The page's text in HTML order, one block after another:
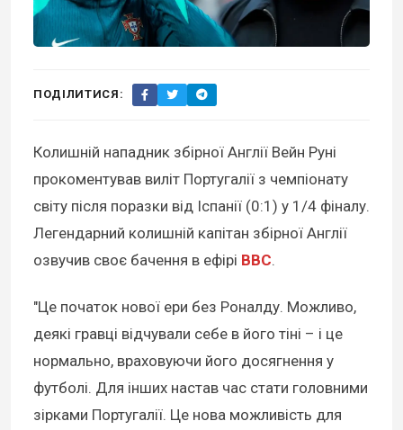
ПОДІЛИТИСЯ:
Колишній нападник збірної Англії Вейн Руні
прокоментував виліт Португалії з чемпіонату
світу після поразки від Іспанії (0:1) у 1/4 фіналу.
Легендарний колишній капітан збірної Англії
озвучив своє бачення в ефірі BBC.
"Це початок нової ери без Роналду. Можливо,
деякі гравці відчували себе в його тіні – і це
нормально, враховуючи його досягнення у
футболі. Для інших настав час стати головними
зірками Португалії. Це нова можливість для